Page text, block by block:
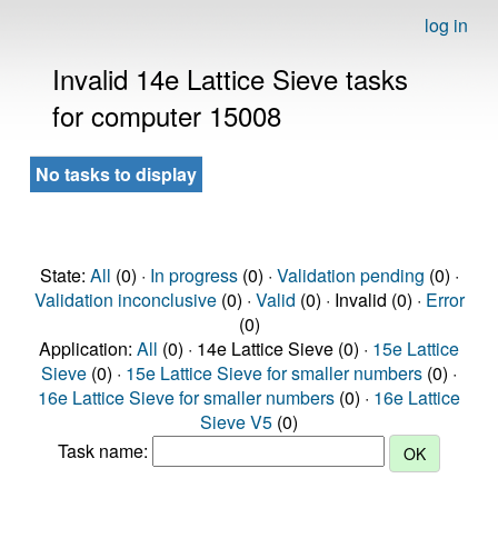
log in
Invalid 14e Lattice Sieve tasks
for computer 15008
No tasks to display
State: All (0) · In progress(0) · Validation pending (0) ·
Validation inconclusive(0) · Valid (0) · Invalid (0) · Error
(0)
Application: All (0) · 14e Lattice Sieve (0) · 15e Lattice
Sieve (0) · 15e Lattice Sieve for smaller numbers (0) ·
16e Lattice Sieve for smaller numbers (0) · 16e Lattice
Sieve V5 (0)
Task name: